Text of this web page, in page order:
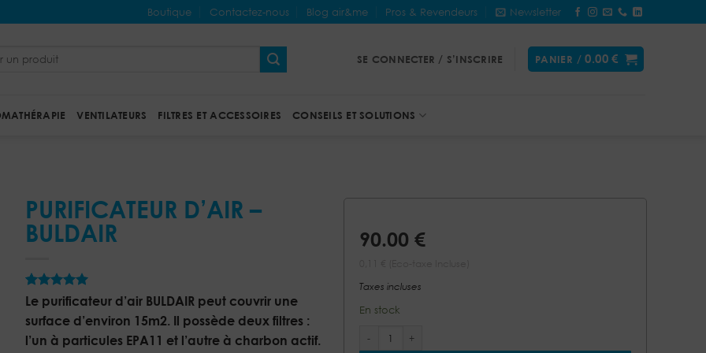
Boutique Contactez-nous Blog air&me Pros & Revendeurs Newsletter
SE CONNECTER / S’INSCRIRE PANIER /0.00€
VENTILATEURS FILTRES ET ACCESSOIRES CONSEILS ET SOLUTIONS
PURIFICATEUR D’AIR –
BULDAIR
Noté5sur
5 basé sur
6
notations
client
Le purificateur d’air BULDAIR peut couvrir une
surface d’environ 15m2. Il possède deux filtres :
l’un à particules EPA11 et l’autre à charbon actif.
90.00 €
Taxes incluses
En stock